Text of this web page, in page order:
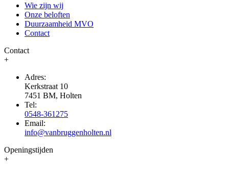
Wie zijn wij
Onze beloften
Duurzaamheid MVO
Contact
Contact
+
Adres:
Kerkstraat 10
7451 BM, Holten
Tel:
0548-361275
Email:
info@vanbruggenholten.nl
Openingstijden
+